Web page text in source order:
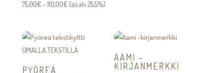
75,00€ –110,00€Hintaluokka:
110,00€
(sis alv 25,5%)
PYÖREÄ
AAMI -
KIRJANMERKKI